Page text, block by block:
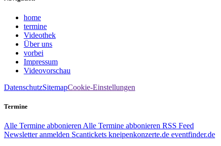
home
termine
Videothek
Über uns
vorbei
Impressum
Videovorschau
DatenschutzSitemapCookie-Einstellungen
Termine
Alle Termine abbonieren Alle Termine abbonieren RSS Feed
Newsletter anmelden Scantickets kneipenkonzerte.de eventfinder.de